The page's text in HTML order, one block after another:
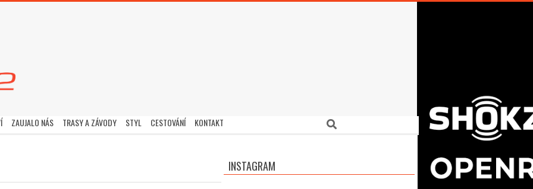
ZAUJALO NÁS TRASY A ZÁVODY STYL CESTOVÁNÍ KONTAKT Search
INSTAGRAM